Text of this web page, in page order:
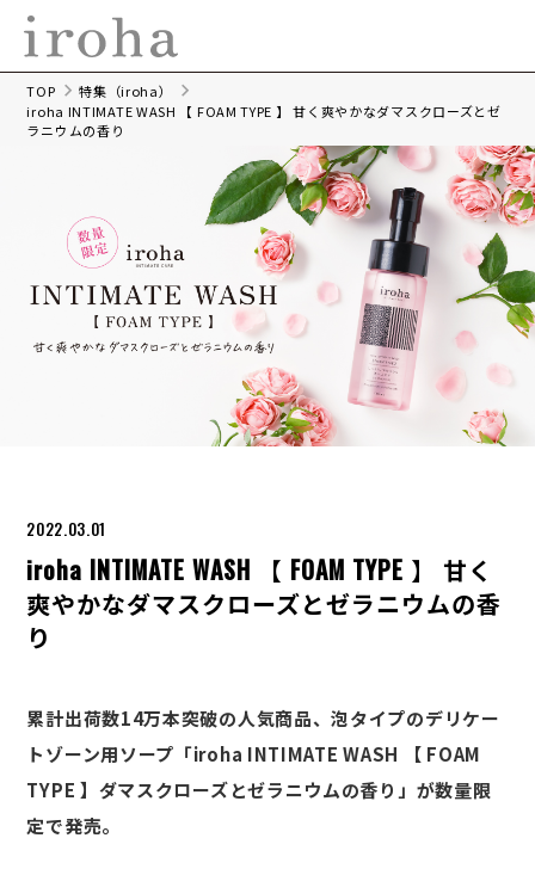
TOP
特集（iroha）
iroha INTIMATE WASH 【 FOAM TYPE 】 甘く爽やかなダマスクローズとゼ
ラニウムの香り
2022.03.01
iroha INTIMATE WASH 【 FOAM TYPE 】 甘く
爽やかなダマスクローズとゼラニウムの香
り
累計出荷数14万本突破の人気商品、泡タイプのデリケー
トゾーン用ソープ「iroha INTIMATE WASH 【 FOAM
TYPE 】ダマスクローズとゼラニウムの香り」が数量限
定で発売。